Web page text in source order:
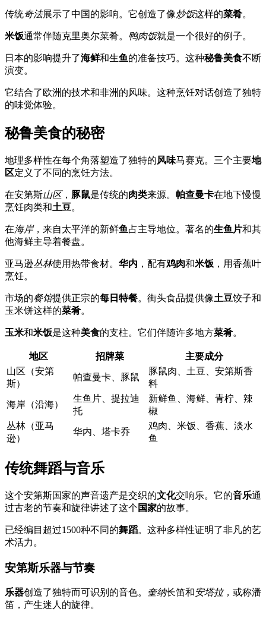
传统奇法展示了中国的影响。它创造了像炒饭这样的菜肴。
米饭通常伴随克里奥尔菜肴。 鸭肉饭就是一个很好的例子。
日本的影响提升了海鲜和生鱼的准备技巧。这种秘鲁美食不断
演变。
它结合了欧洲的技术和非洲的风味。这种烹饪对话创造了独特
的味觉体验。
秘鲁美食的秘密
地理多样性在每个角落塑造了独特的风味马赛克。三个主要地
区定义了不同的烹饪方法。
在安第斯山区， 豚鼠是传统的肉类来源。 帕查曼卡在地下慢慢
烹饪肉类和土豆。
在海岸，来自太平洋的新鲜鱼占主导地位。著名的生鱼片和其
他海鲜主导着餐盘。
亚马逊丛林使用热带食材。 华内 ，配有鸡肉和米饭 ，用香蕉叶
烹饪。
市场的餐馆提供正宗的每日特餐。街头食品提供像土豆饺子和
玉米饼这样的菜肴。
玉米和米饭是这种美食的支柱。它们伴随许多地方菜肴。
地区 招牌菜
主要成分
山区（安第
斯）
帕查曼卡、豚鼠
豚鼠肉、土豆、安第斯香
料
海岸（沿海）
生鱼片、提拉迪
托
新鲜鱼、海鲜、青柠、辣
椒
丛林（亚马
逊）
华内、塔卡乔
鸡肉、米饭、香蕉、淡水
鱼
传统舞蹈与音乐
这个安第斯国家的声音遗产是交织的文化交响乐。它的音乐通
过古老的节奏和旋律讲述了这个 国家的故事。
已经编目超过1500种不同的舞蹈。这种多样性证明了非凡的艺
术活力。
安第斯乐器与节奏
乐器创造了独特而可识别的音色。 奎纳长笛和安塔拉，或称潘
笛，产生迷人的旋律。